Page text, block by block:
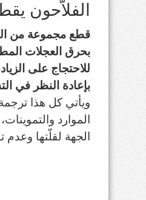
الفلاّحون
بحرق العجلات
للاحتجاج على
بإعادة النظر في
ويأتي كل هذا
الموارد
الجهة لقلّتها